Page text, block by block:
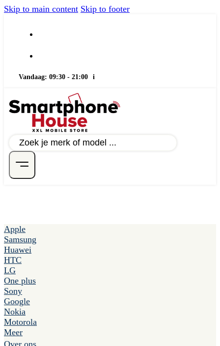
Skip to main content Skip to footer
Vandaag: 09:30 - 21:00 i
Apple
Samsung
Huawei
HTC
LG
One plus
Sony
Google
Nokia
Motorola
Meer
Over ons